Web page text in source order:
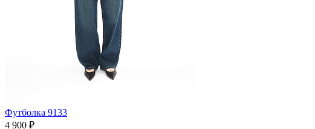
Футболка 9133
4 900 ₽